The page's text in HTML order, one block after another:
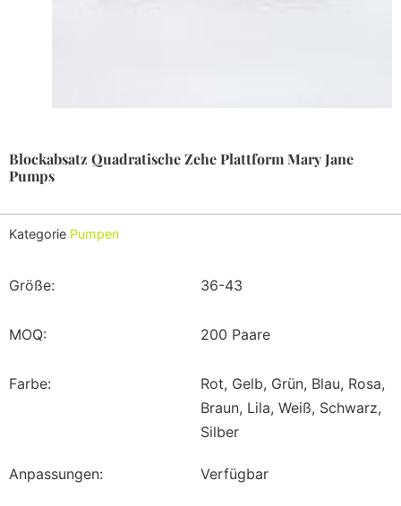
Blockabsatz Quadratische Zehe Plattform Mary Jane
Pumps
Kategorie Pumpen
Größe: 36-43
MOQ: 200 Paare
Farbe:
Rot, Gelb, Grün, Blau, Rosa,
Braun, Lila, Weiß, Schwarz,
Silber
Anpassungen: Verfügbar